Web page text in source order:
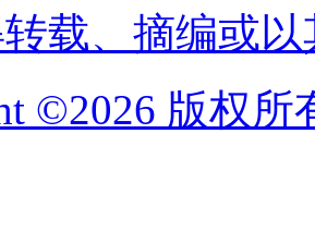
载、摘编或
©2026 版权所